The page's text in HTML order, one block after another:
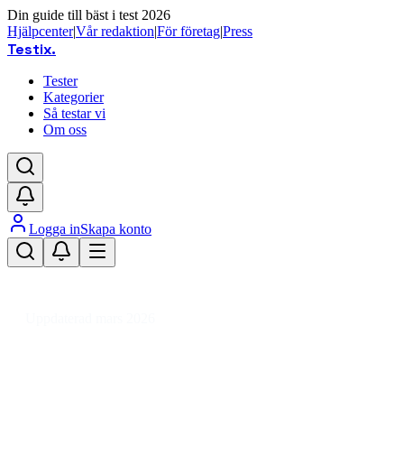
Din guide till bäst i test 2026
Hjälpcenter|Vår redaktion|För företag|Press
Testix.
Tester
Kategorier
Så testar vi
Om oss
Logga inSkapa konto